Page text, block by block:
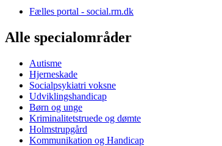
Fælles portal - social.rm.dk
Alle specialområder
Autisme
Hjerneskade
Socialpsykiatri voksne
Udviklingshandicap
Børn og unge
Kriminalitetstruede og dømte
Holmstrupgård
Kommunikation og Handicap